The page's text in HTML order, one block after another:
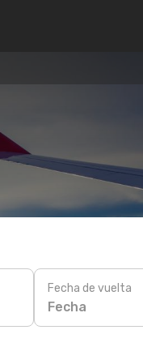
Fecha de vuelta
Fecha